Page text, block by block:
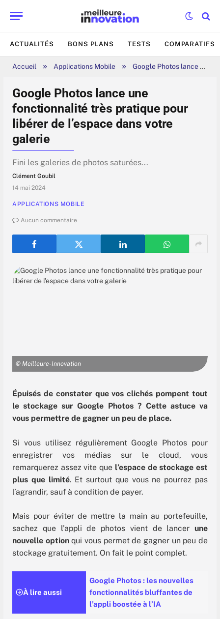
ACTUALITÉS BONS PLANS TESTS COMPARATIFS
Accueil » Applications Mobile » Google Photos lance une fonctionnalité très pratique pour libérer de l’espace dans votre galerie
Google Photos lance une
fonctionnalité très pratique pour
libérer de l’espace dans votre
galerie
Fini les galeries de photos saturées...
Clément Goubil
14 mai 2024
APPLICATIONS MOBILE
Aucun commentaire
© Meilleure-Innovation
Épuisés de constater que vos clichés pompent tout
le stockage sur Google Photos ? Cette astuce va
vous permettre de gagner un peu de place.
Si vous utilisez régulièrement Google Photos pour
enregistrer vos médias sur le cloud, vous
remarquerez assez vite que l’espace de stockage est
plus que limité. Et surtout que vous ne pourrez pas
l’agrandir, sauf à condition de payer.
Mais pour éviter de mettre la main au portefeuille,
sachez que l’appli de photos vient de lancer une
nouvelle optionqui vous permet de gagner un peu de
stockage gratuitement. On fait le point complet.
À lire aussi
Google Photos : les nouvelles
fonctionnalités bluffantes de
l’appli boostée à l’IA